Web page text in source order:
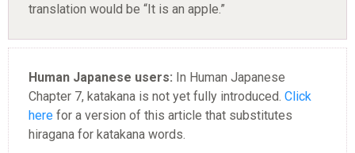
translation would be “It is an apple.”
Human Japanese users: In Human Japanese
Chapter 7, katakana is not yet fully introduced. Click
here for a version of this article that substitutes
hiragana for katakana words.